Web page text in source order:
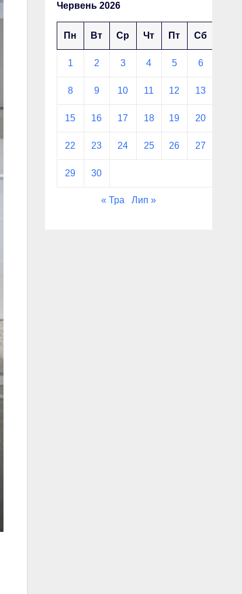
Червень 2026
Пн Вт Ср Чт Пт Сб
1 2 3 4 5 6
8 9 10 11 12 13
15 16 17 18 19 20
22 23 24 25 26 27
29 30
« Тра Лип »